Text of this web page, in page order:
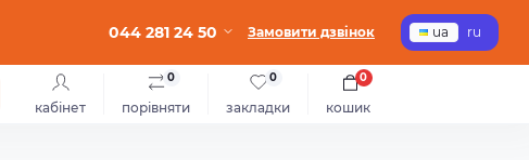
044 281 24 50 Замовити дзвінок ua ru
кабінет порівняти
0
закладки
0
кошик
0